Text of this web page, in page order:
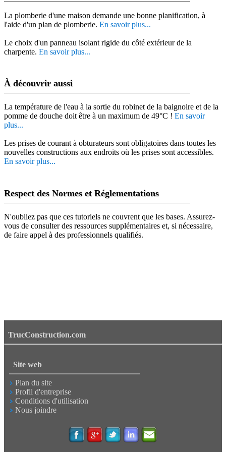
La plomberie d'une maison demande une bonne planification, à
l'aide d'un plan de plomberie. En savoir plus...
Le choix d'un panneau isolant rigide du côté extérieur de la
charpente. En savoir plus...
À découvrir aussi
La température de l'eau à la sortie du robinet de la baignoire et de la
pomme de douche doit être à un maximum de 49°C ! En savoir
plus...
Les prises de courant à obturateurs sont obligatoires dans toutes les
nouvelles constructions aux endroits où les prises sont accessibles.
En savoir plus...
Respect des Normes et Réglementations
N'oubliez pas que ces tutoriels ne couvrent que les bases. Assurez-
vous de consulter des ressources supplémentaires et, si nécessaire,
de faire appel à des professionnels qualifiés.
TrucConstruction.com
Site web
Plan du site
Profil d'entreprise
Conditions d'utilisation
Nous joindre